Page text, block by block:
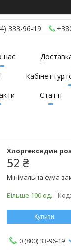
333-96-19
нас
Кабінет
Статті
Хлоргексидин
52 ₴
Мінімальна сума
Більше 100 од.
Код:
Купити
0 (800) 33-96-19